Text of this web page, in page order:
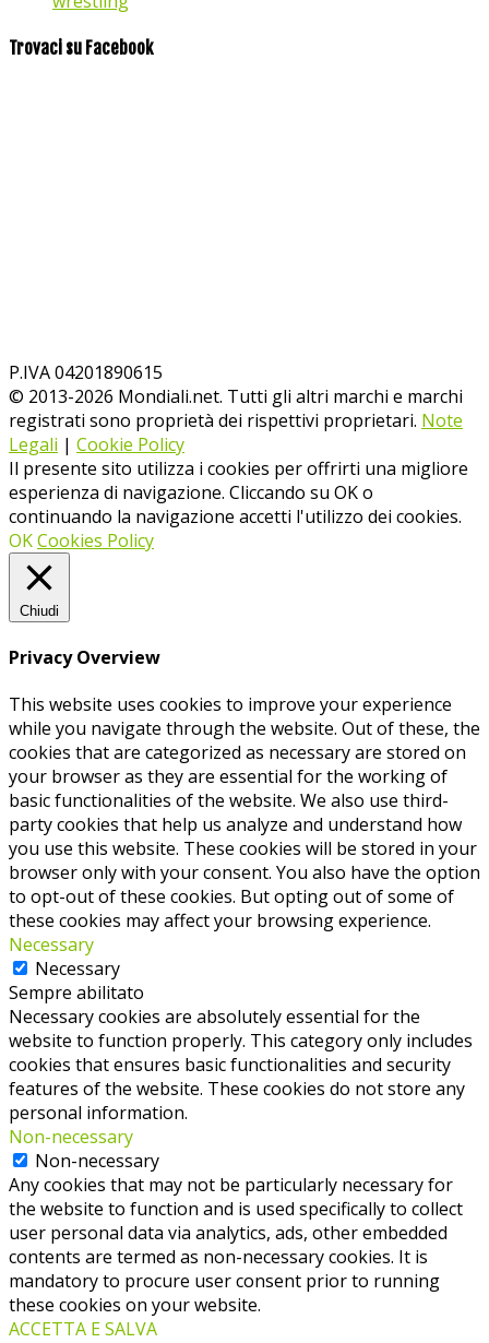
Trovaci su Facebook
P.IVA 04201890615
© 2013-2026 Mondiali.net. Tutti gli altri marchi e marchi
registrati sono proprietà dei rispettivi proprietari. Note
Legali | Cookie Policy
Il presente sito utilizza i cookies per offrirti una migliore
esperienza di navigazione. Cliccando su OK o
continuando la navigazione accetti l'utilizzo dei cookies.
OKCookies Policy
Chiudi
Privacy Overview
This website uses cookies to improve your experience
while you navigate through the website. Out of these, the
cookies that are categorized as necessary are stored on
your browser as they are essential for the working of
basic functionalities of the website. We also use third-
party cookies that help us analyze and understand how
you use this website. These cookies will be stored in your
browser only with your consent. You also have the option
to opt-out of these cookies. But opting out of some of
these cookies may affect your browsing experience.
Necessary
Necessary
Sempre abilitato
Necessary cookies are absolutely essential for the
website to function properly. This category only includes
cookies that ensures basic functionalities and security
features of the website. These cookies do not store any
personal information.
Non-necessary
Non-necessary
Any cookies that may not be particularly necessary for
the website to function and is used specifically to collect
user personal data via analytics, ads, other embedded
contents are termed as non-necessary cookies. It is
mandatory to procure user consent prior to running
these cookies on your website.
ACCETTA E SALVA